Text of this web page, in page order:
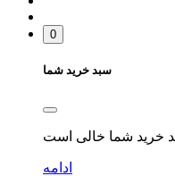
0
سبد خرید شما
ادامه